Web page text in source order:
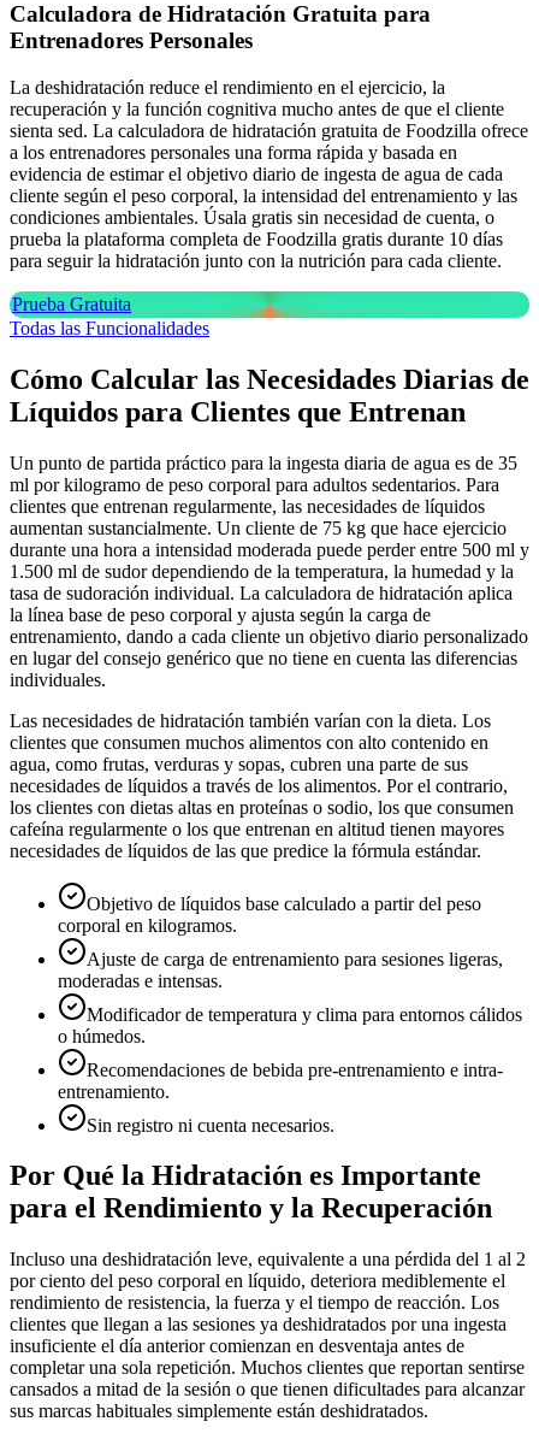
Calculadora de Hidratación Gratuita para
Entrenadores Personales
La deshidratación reduce el rendimiento en el ejercicio, la
recuperación y la función cognitiva mucho antes de que el cliente
sienta sed. La calculadora de hidratación gratuita de Foodzilla ofrece
a los entrenadores personales una forma rápida y basada en
evidencia de estimar el objetivo diario de ingesta de agua de cada
cliente según el peso corporal, la intensidad del entrenamiento y las
condiciones ambientales. Úsala gratis sin necesidad de cuenta, o
prueba la plataforma completa de Foodzilla gratis durante 10 días
para seguir la hidratación junto con la nutrición para cada cliente.
Prueba Gratuita
Todas las Funcionalidades
Cómo Calcular las Necesidades Diarias de
Líquidos para Clientes que Entrenan
Un punto de partida práctico para la ingesta diaria de agua es de 35
ml por kilogramo de peso corporal para adultos sedentarios. Para
clientes que entrenan regularmente, las necesidades de líquidos
aumentan sustancialmente. Un cliente de 75 kg que hace ejercicio
durante una hora a intensidad moderada puede perder entre 500 ml y
1.500 ml de sudor dependiendo de la temperatura, la humedad y la
tasa de sudoración individual. La calculadora de hidratación aplica
la línea base de peso corporal y ajusta según la carga de
entrenamiento, dando a cada cliente un objetivo diario personalizado
en lugar del consejo genérico que no tiene en cuenta las diferencias
individuales.
Las necesidades de hidratación también varían con la dieta. Los
clientes que consumen muchos alimentos con alto contenido en
agua, como frutas, verduras y sopas, cubren una parte de sus
necesidades de líquidos a través de los alimentos. Por el contrario,
los clientes con dietas altas en proteínas o sodio, los que consumen
cafeína regularmente o los que entrenan en altitud tienen mayores
necesidades de líquidos de las que predice la fórmula estándar.
Objetivo de líquidos base calculado a partir del peso
corporal en kilogramos.
Ajuste de carga de entrenamiento para sesiones ligeras,
moderadas e intensas.
Modificador de temperatura y clima para entornos cálidos
o húmedos.
Recomendaciones de bebida pre-entrenamiento e intra-
entrenamiento.
Sin registro ni cuenta necesarios.
Por Qué la Hidratación es Importante
para el Rendimiento y la Recuperación
Incluso una deshidratación leve, equivalente a una pérdida del 1 al 2
por ciento del peso corporal en líquido, deteriora mediblemente el
rendimiento de resistencia, la fuerza y el tiempo de reacción. Los
clientes que llegan a las sesiones ya deshidratados por una ingesta
insuficiente el día anterior comienzan en desventaja antes de
completar una sola repetición. Muchos clientes que reportan sentirse
cansados a mitad de la sesión o que tienen dificultades para alcanzar
sus marcas habituales simplemente están deshidratados.